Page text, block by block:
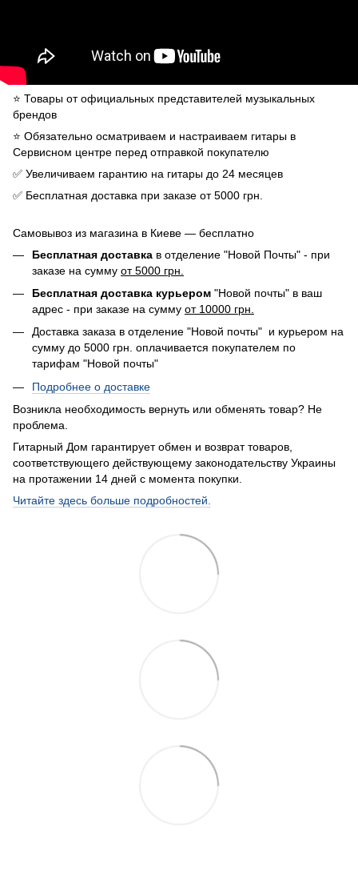
⭐️ Товары от официальных представителей музыкальных
брендов
⭐️ Обязательно осматриваем и настраиваем гитары в
Сервисном центре перед отправкой покупателю
✅ Увеличиваем гарантию на гитары до 24 месяцев
✅ Бесплатная доставка при заказе от 5000 грн.
Самовывоз из магазина в Киеве — бесплатно
Бесплатная доставка в отделение "Новой Почты" - при
заказе на сумму от 5000 грн.
Бесплатная доставка курьером "Новой почты" в ваш
адрес - при заказе на сумму от 10000 грн.
Доставка заказа в отделение "Новой почты" и курьером на
сумму до 5000 грн. оплачивается покупателем по
тарифам "Новой почты"
Подробнее о доставке
Возникла необходимость вернуть или обменять товар? Не
проблема.
Гитарный Дом гарантирует обмен и возврат товаров,
соответствующего действующему законодательству Украины
на протажении 14 дней с момента покупки.
Читайте здесь больше подробностей.